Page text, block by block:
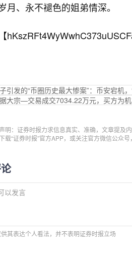
月、永不褪色的姐弟情深。
引发的“币圈历史最大惨案”：币安宕机
大宗—交易成交7034.22万元，买方为
声明：证券时报力求信息真实、准确，文章提及
载“证券时报”官方APP，或关注官方微信公众
以发言
其表达个人看法，并不表明证券时报立场